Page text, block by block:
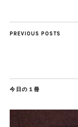
PREVIOUS POSTS
今日の１冊